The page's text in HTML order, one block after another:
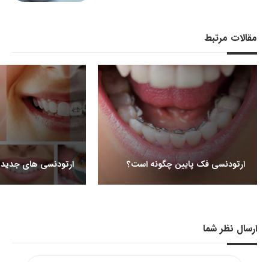
مقالات مرتبط
ارتودنسی فک پایین چگونه است؟ ارتودنسی های جدید
ارسال نظر شما